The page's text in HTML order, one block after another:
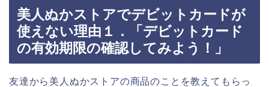
美人ぬかストアでデビットカードが
使えない理由１．「デビットカード
の有効期限の確認してみよう！」
友達から美人ぬかストアの商品のことを教えてもらっ